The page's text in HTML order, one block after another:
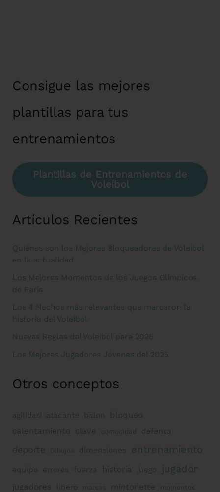
Consigue las mejores
plantillas para tus
entrenamientos
Plantillas de Entrenamientos de
Voleibol
Artículos Recientes
Quiénes son los Mejores Bloqueadores de Voleibol
en la actualidad
Los Mejores Momentos de los Juegos Olímpicos
de París
Los 4 Hechos más relevantes que marcaron la
historia del Voleibol
Nuevas Reglas del Voleibol para 2025
Los Mejores Jugadores Jóvenes del 2025
Otros conceptos
agilidad atacante balon
bloqueo
calentamiento clave comodidad defensa
deporte Dibujos dimensiones entrenamiento
equipo errores fuerza historia juego jugador
jugadores libero marcas mintonette momentos